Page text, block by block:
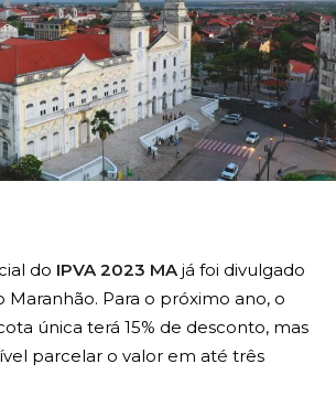
do IPVA 2023 MAjá foi divulgado
Para o próximo ano, o
única terá 15% de desconto, mas
parcelar o valor em até três